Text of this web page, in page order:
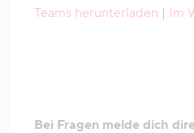
Teams herunterladen | Im
Bei Fragen melde dich